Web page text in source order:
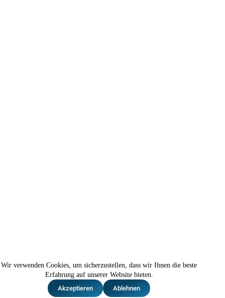
Wir verwenden Cookies, um sicherzustellen, dass wir Ihnen die beste
Erfahrung auf unserer Website bieten.
Akzeptieren
Ablehnen
Impressum |Datenschutz
© Copyright Sky Agency Ltd. 2026